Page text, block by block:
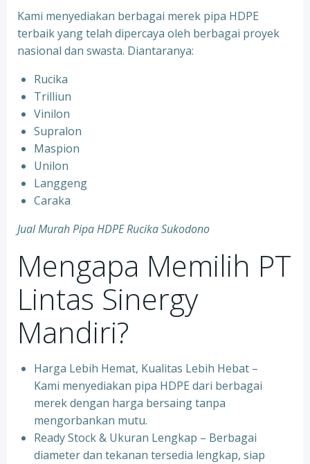
Kami menyediakan berbagai merek pipa HDPE
terbaik yang telah dipercaya oleh berbagai proyek
nasional dan swasta. Diantaranya:
Rucika
Trilliun
Vinilon
Supralon
Maspion
Unilon
Langgeng
Caraka
Jual Murah Pipa HDPE Rucika Sukodono
Mengapa Memilih PT
Lintas Sinergy
Mandiri?
Harga Lebih Hemat, Kualitas Lebih Hebat –
Kami menyediakan pipa HDPE dari berbagai
merek dengan harga bersaing tanpa
mengorbankan mutu.
Ready Stock & Ukuran Lengkap – Berbagai
diameter dan tekanan tersedia lengkap, siap